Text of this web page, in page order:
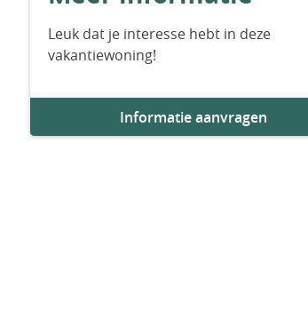
Leuk dat je interesse hebt in deze
vakantiewoning!
Informatie aanvragen